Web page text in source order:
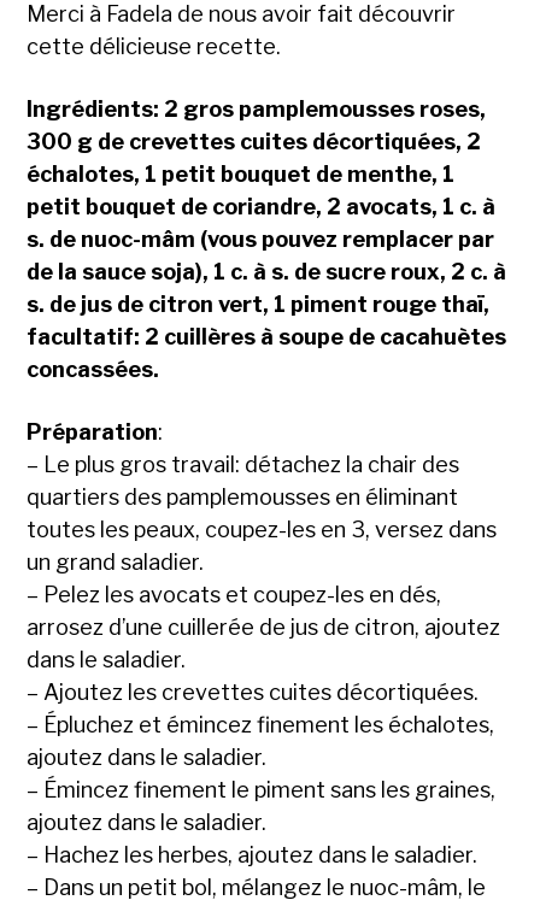
Merci à Fadela de nous avoir fait découvrir
cette délicieuse recette.
Ingrédients: 2 gros pamplemousses roses,
300 g de crevettes cuites décortiquées, 2
échalotes, 1 petit bouquet de menthe, 1
petit bouquet de coriandre, 2 avocats, 1 c. à
s. de nuoc-mâm (vous pouvez remplacer par
de la sauce soja), 1 c. à s. de sucre roux, 2 c. à
s. de jus de citron vert, 1 piment rouge thaï,
facultatif: 2 cuillères à soupe de cacahuètes
concassées.
Préparation:
– Le plus gros travail: détachez la chair des
quartiers des pamplemousses en éliminant
toutes les peaux, coupez-les en 3, versez dans
un grand saladier.
– Pelez les avocats et coupez-les en dés,
arrosez d’une cuillerée de jus de citron, ajoutez
dans le saladier.
– Ajoutez les crevettes cuites décortiquées.
– Épluchez et émincez finement les échalotes,
ajoutez dans le saladier.
– Émincez finement le piment sans les graines,
ajoutez dans le saladier.
– Hachez les herbes, ajoutez dans le saladier.
– Dans un petit bol, mélangez le nuoc-mâm, le